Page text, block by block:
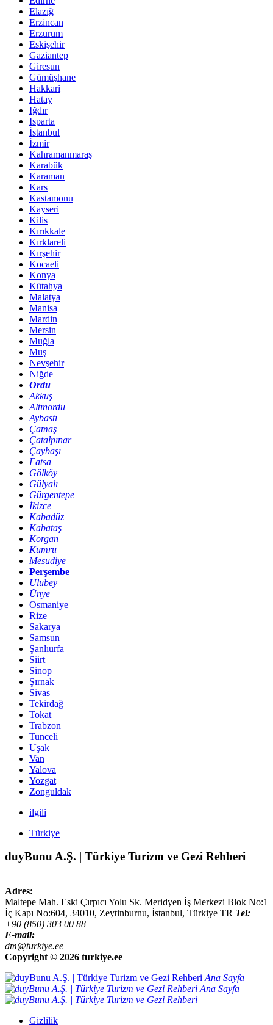
Elazığ
Erzincan
Erzurum
Eskişehir
Gaziantep
Giresun
Gümüşhane
Hakkari
Hatay
Iğdır
Isparta
İstanbul
İzmir
Kahramanmaraş
Karabük
Karaman
Kars
Kastamonu
Kayseri
Kilis
Kırıkkale
Kırklareli
Kırşehir
Kocaeli
Konya
Kütahya
Malatya
Manisa
Mardin
Mersin
Muğla
Muş
Nevşehir
Niğde
Ordu
Akkuş
Altınordu
Aybastı
Çamaş
Çatalpınar
Çaybaşı
Fatsa
Gölköy
Gülyalı
Gürgentepe
İkizce
Kabadüz
Kabataş
Korgan
Kumru
Mesudiye
Perşembe
Ulubey
Ünye
Osmaniye
Rize
Sakarya
Samsun
Şanlıurfa
Siirt
Sinop
Şırnak
Sivas
Tekirdağ
Tokat
Trabzon
Tunceli
Uşak
Van
Yalova
Yozgat
Zonguldak
ilgili
Türkiye
duyBunu A.Ş. | Türkiye Turizm ve Gezi Rehberi
Adres:
Maltepe Mah. Eski Çırpıcı Yolu Sk. Meridyen İş Merkezi Blok No:1
İç Kapı No:604, 34010, Zeytinburnu, İstanbul, Türkiye TR Tel:
+90 (850) 303 00 88
E-mail:
dm@turkiye.ee
Copyright © 2026 turkiye.ee
Ana Sayfa
Ana Sayfa
Gizlilik